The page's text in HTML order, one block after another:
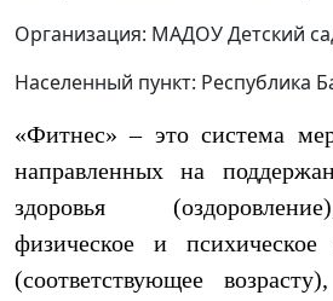
Организация: МАДОУ Детский
Населенный пункт: Республика
«Фитнес» – это система
направленных на
здоровья
физическое и психическое
(соответствующее